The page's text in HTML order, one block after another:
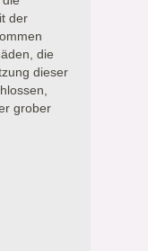
der
die
dieser
grober